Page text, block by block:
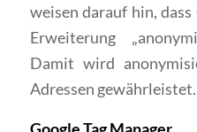
weisen darauf hin,
Erweiterung
Damit wird
Adressen gewährleistet.
Google Tag Manager